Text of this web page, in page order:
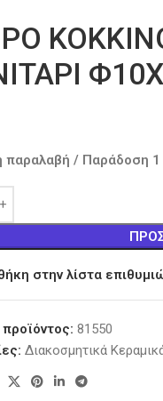
παραλαβή / Παράδοση
στην λίστα
81550
Διακοσμητικά